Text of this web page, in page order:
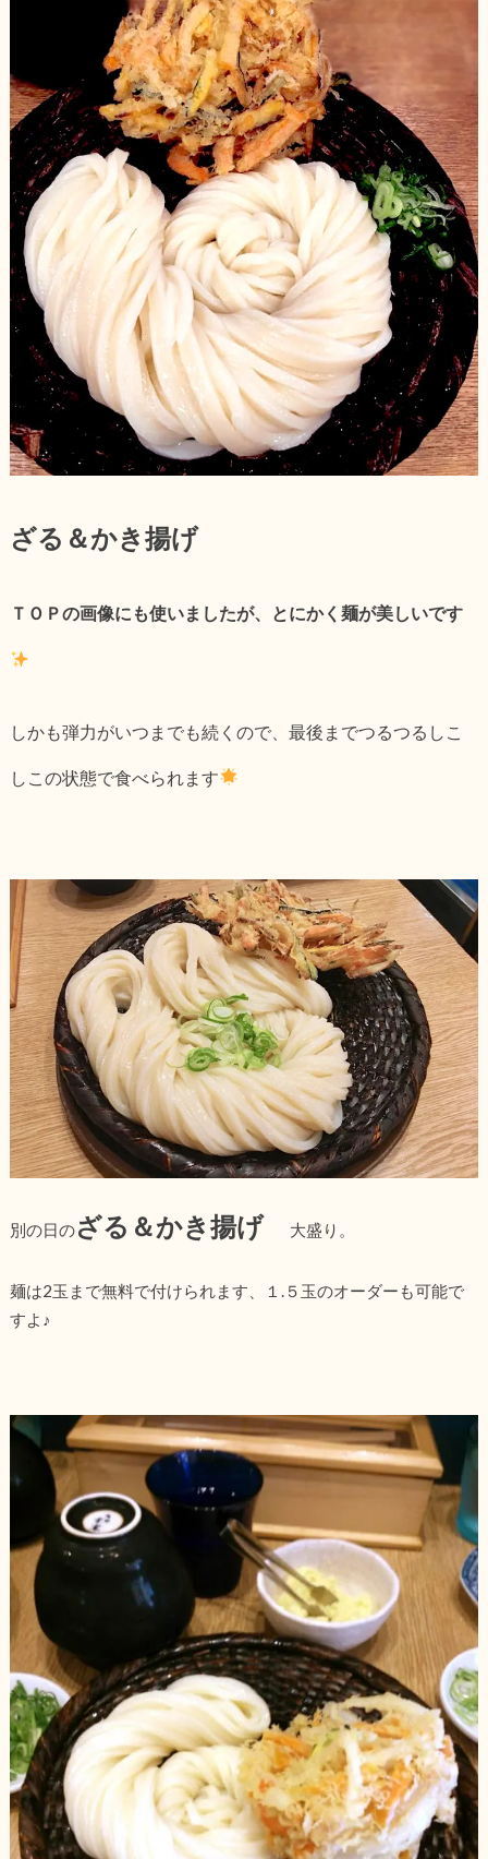
ざる＆かき揚げ
ＴＯＰの画像にも使いましたが、とにかく麺が美しいです
しかも弾力がいつまでも続くので、最後までつるつるしこ
しこの状態で食べられます
別の日のざる＆かき揚げ 大盛り。
麺は2玉まで無料で付けられます、１.５玉のオーダーも可能で
すよ♪